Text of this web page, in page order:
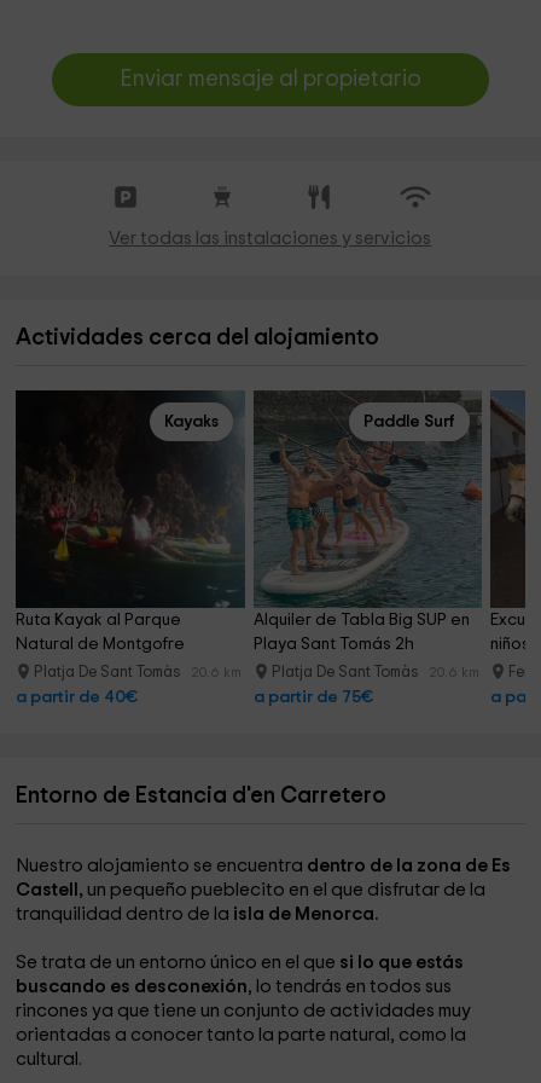
Enviar mensaje al propietario
Ver todas las instalaciones y servicios
Actividades cerca del alojamiento
Kayaks
Ruta Kayak al Parque
Natural de Montgofre
Adultos
Platja De Sant Tomàs 20.6 km
a partir de 40€
Paddle Surf
Alquiler de Tabla Big SUP en
Playa Sant Tomás 2h
Platja De Sant Tomàs 20.6 km
a partir de 75€
niños
a
Entorno de Estancia d'en Carretero
Nuestro alojamiento se encuentra dentro de la zona de Es
Castell, un pequeño pueblecito en el que disfrutar de la
tranquilidad dentro de la isla de Menorca.
Se trata de un entorno único en el que si lo que estás
buscando es desconexión, lo tendrás en todos sus
rincones ya que tiene un conjunto de actividades muy
orientadas a conocer tanto la parte natural, como la
cultural.